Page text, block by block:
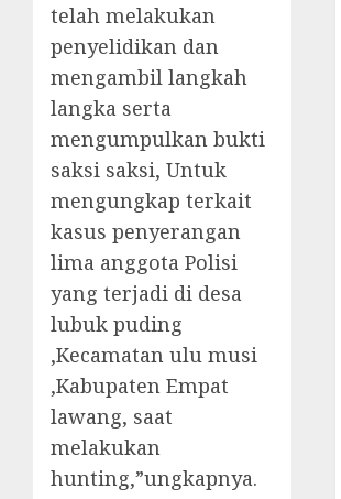
telah melakukan
penyelidikan dan
mengambil langkah
langka serta
mengumpulkan bukti
saksi saksi, Untuk
mengungkap terkait
kasus penyerangan
lima anggota Polisi
yang terjadi di desa
lubuk puding
,Kecamatan ulu musi
,Kabupaten Empat
lawang, saat
melakukan
hunting,”ungkapnya.